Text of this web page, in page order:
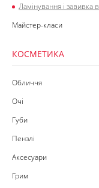
Ламінування і завивка
Майстер-класи
КОСМЕТИКА
Обличчя
Очі
Губи
Пензлі
Аксесуари
Грим